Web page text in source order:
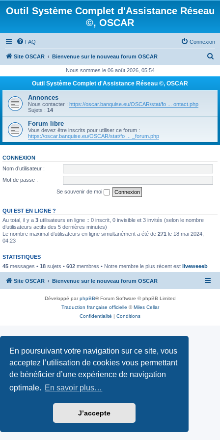
En poursuivant votre navigation sur ce site, vous
acceptez l’utilisation de cookies vous permettant
de bénéficier d’une expérience de navigation
optimale. En savoir plus…
J’accepte
Outil Système Complet d'Assistance Réseau
©, OSCAR
FAQ Connexion
Site OSCAR Bienvenue sur le nouveau forum OSCAR
h
r
r
Nous sommes le 06 août 2026, 05:54
Outil Système Complet d'Assistance Réseau ©, OSCAR
Annonces
Nous contacter : https://oscar.banquise.eu/OSCAR/stat/fo ... ontact.php
Sujets : 14
Forum libre
Vous devez être inscrits pour utiliser ce forum :
https://oscar.banquise.eu/OSCAR/stat/fo ... _forum.php
CONNEXION
Nom d’utilisateur :
Mot de passe :
Se souvenir de moi
QUI EST EN LIGNE ?
Au total, il y a 3 utilisateurs en ligne :: 0 inscrit, 0 invisible et 3 invités (selon le nombre
d’utilisateurs actifs des 5 dernières minutes)
Le nombre maximal d’utilisateurs en ligne simultanément a été de 271 le 18 mai 2024,
04:23
STATISTIQUES
45 messages • 18 sujets • 602 membres • Notre membre le plus récent est liveweeeb
Site OSCAR Bienvenue sur le nouveau forum OSCAR
Développé parphpBB® Forum Software © phpBB Limited
Traduction française officielle ©Miles Cellar
Confidentialité | Conditions